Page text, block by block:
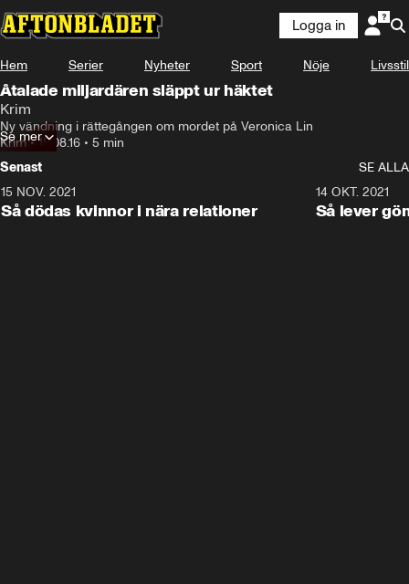
Logga in
Hem Serier Nyheter Sport Nöje Livsstil
Åtalade miljardären släppt ur häktet
Krim
Ny vändning i rättegången om mordet på Veronica Lin
Krim•15.08.16 • 5 min
Se mer
Senast
SE ALLA
15 NOV. 2021
Så dödas kvinnor i nära relationer
14 OKT. 2021
Så lever